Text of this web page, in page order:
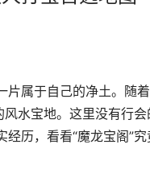
片属于自己的净土。随
水宝地。这里没有行
历，看看“魔龙宝阁”